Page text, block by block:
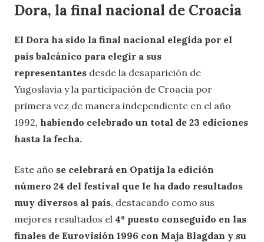
Dora, la final nacional de Croacia
El Dora ha sido la final nacional elegida por el
país balcánico para elegir a sus
representantes desde la desaparición de
Yugoslavia y la participación de Croacia por
primera vez de manera independiente en el año
1992, habiendo celebrado un total de 23 ediciones
hasta la fecha.
Este año se celebrará en Opatija la edición
número 24 del festival que le ha dado resultados
muy diversos al país, destacando como sus
mejores resultados el 4º puesto conseguido en las
finales de Eurovisión 1996 con Maja Blagdan y su